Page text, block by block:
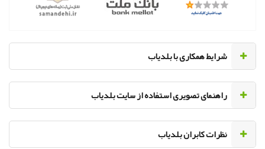
‌شرایط همکاری با بلدیاب
راهنمای تصویری استفاده از سایت بلدیاب
نظرات کابران بلدیاب